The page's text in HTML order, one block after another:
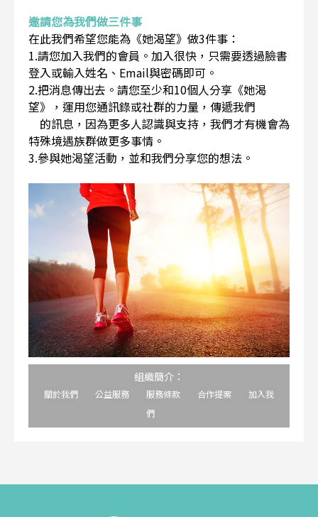
邀請您為我們做三件事
在此我們希望您能為《她渴望》做3件事：
1.請您加入我們的會員。加入很快，只需要透過臉書
登入或輸入姓名、Email與密碼即可。
2.把消息傳出去。請您至少和10個人分享《她渴
望》，運用您通訊錄或社群的力量，傳遞我們
的訊息，因為更多人認識與支持，我們才有機會為
特殊境遇族群做更多事情。
3.參與她渴望活動，並和我們分享您的想法。
組織簡介：
關於我們 公益服務 服務條款 合作提案
加入我
們